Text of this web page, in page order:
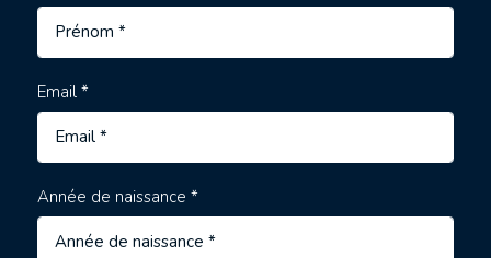
Email *
Année de naissance *